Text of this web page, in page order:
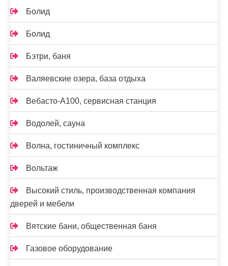
Болид
Болид
Бэтри, баня
Валяевские озера, база отдыха
Вебасто-А100, сервисная станция
Водолей, сауна
Волна, гостиничный комплекс
Вольтаж
Высокий стиль, производственная компания
дверей и мебели
Вятские бани, общественная баня
Газовое оборудование